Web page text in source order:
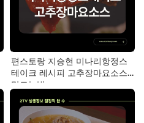
편스토랑 지승현 미나리항정스
테이크 레시피 고추장마요소스
만드는법